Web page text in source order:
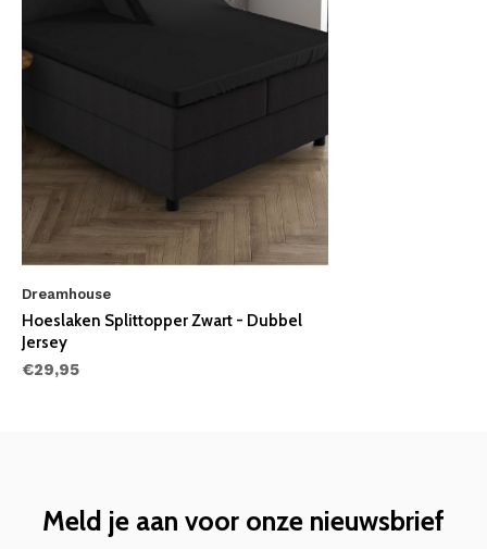
Dreamhouse
Hoeslaken Splittopper Zwart - Dubbel
Jersey
€29,95
Meld je aan voor onze nieuwsbrief